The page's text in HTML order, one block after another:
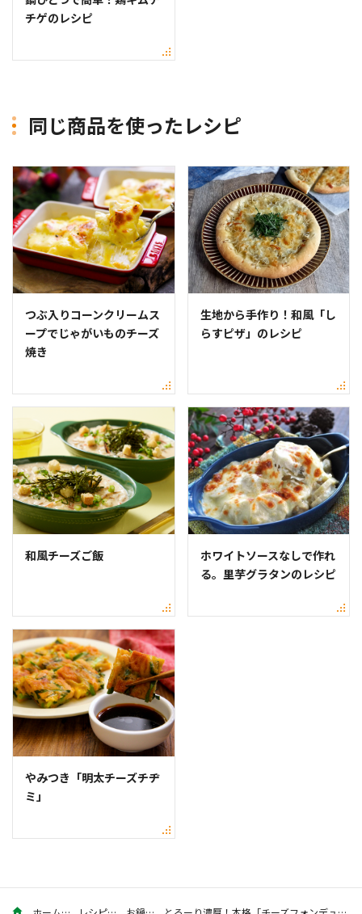
チゲのレシピ
同じ商品を使ったレシピ
つぶ入りコーンクリームス
ープでじゃがいものチーズ
焼き
生地から手作り！和風「し
らすピザ」のレシピ
和風チーズご飯
ホワイトソースなしで作れ
る。里芋グラタンのレシピ
やみつき「明太チーズチヂ
ミ」